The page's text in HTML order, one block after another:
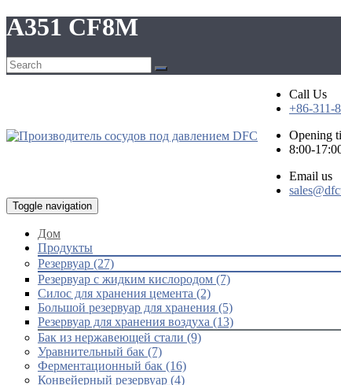
А351 CF8M
Call Us
+86-311-
Opening
8:00-
Email us
Toggle navigation
Дом
Продукты
Резервуар (27)
Резервуар с жидким кислородом (7)
Силос для хранения цемента (2)
Большой резервуар для хранения (5)
Резервуар для хранения воздуха (13)
Бак из нержавеющей стали (9)
Уравнительный бак (7)
Ферментационный бак (16)
Конвейерный резервуар (4)